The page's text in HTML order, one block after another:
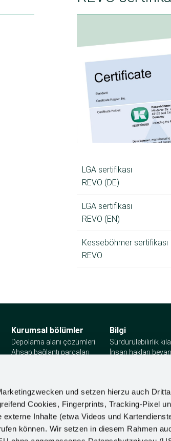
und setzen hierzu auch
Cookies, Fingerprints, Tracking-Pixel
Inhalte (etwa Videos und
können. Wir setzen in diesem Rahmen
LGA sertifikası
REVO (DE)
LGA sertifikası
REVO (EN)
Kesseböhmer sertifikası
REVO
Kurumsal bölümler
Depolama alanı çözümleri
Ahşap bağlantı parçaları
Bilgi
Sürdürülebilirlik
İnsan hakları
Olay bilgisi
Şikâyet prosedürü